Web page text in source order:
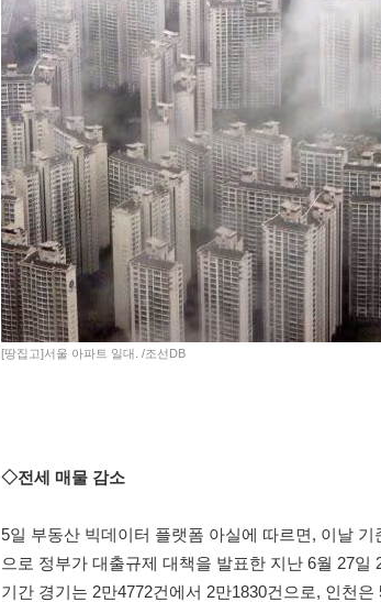
[땅집고]서울 아파트 일대. /조선DB
◇전세 매물 감소
5일 부동산 빅데이터 플랫폼 아실에 따르면, 이날
으로 정부가 대출규제 대책을 발표한 지난 6월 27일
기간 경기는 2만4772건에서 2만1830건으로, 인천